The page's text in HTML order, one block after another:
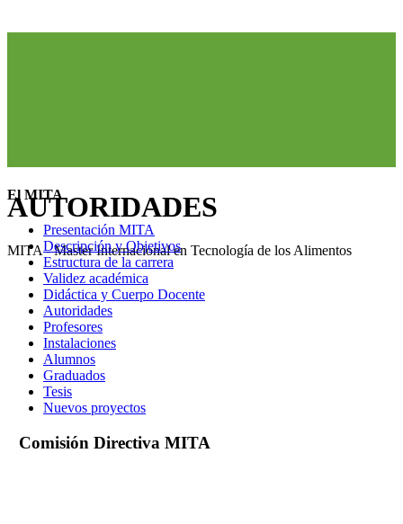
AUTORIDADES
MITA - Master Internacional en Tecnología de los Alimentos
El MITA
Presentación MITA
Descripción y Objetivos
Estructura de la carrera
Validez académica
Didáctica y Cuerpo Docente
Autoridades
Profesores
Instalaciones
Alumnos
Graduados
Tesis
Nuevos proyectos
Comisión Directiva MITA